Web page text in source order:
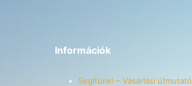
Információk
Segítünk! – Vásárlási útmutató